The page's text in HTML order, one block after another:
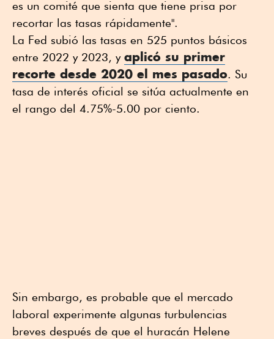
es un comité que sienta que tiene prisa por
recortar las tasas rápidamente".
La Fed subió las tasas en 525 puntos básicos
entre 2022 y 2023, y aplicó su primer
recorte desde 2020 el mes pasado. Su
tasa de interés oficial se sitúa actualmente en
el rango del 4.75%-5.00 por ciento.
Sin embargo, es probable que el mercado
laboral experimente algunas turbulencias
breves después de que el huracán Helene